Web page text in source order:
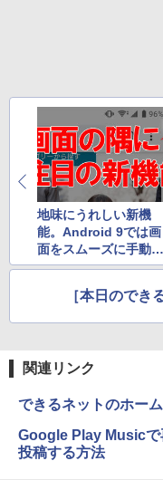
地味にうれしい新機
能。Android 9では画
面をスムーズに手動回
転できる
［本日のでき
関連リンク
できるネットのホー
Google Play Musicで
投稿する方法